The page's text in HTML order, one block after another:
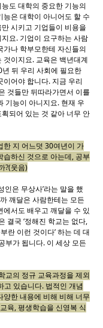
도 대학의 중요한 기능의
은 대학이 아니어도 할 수
시키고 기업들이 비용을
요. 기업이 요구하는 사람
가나 학부모한테 자신들의
이지요. 교육은 백년대계
뒤 우리 사회에 필요한
어야 합니다. 지금 우리
것들만 뒤따라가면서 이를
기능이 아니지요. 현재 우
되어 있는 것 같아 너무 안
한 지 어느덧 30여년이 가
하신 것으로 아는데, 공부
?(웃음)
인은 무상사’라는 말을 했
깨달은 사람한테는 모든
서도 배우고 깨달을 수 있
결국 ‘정해진 학교는 없다,
란 이런 것이다’ 하는 데 대
부가 됩니다. 이 세상 모든
교의 정규 교육과정을 제외
고 있습니다. 법적인 개념
한 내용에 비해 비해 너무
육, 평생학습을 신영복 식